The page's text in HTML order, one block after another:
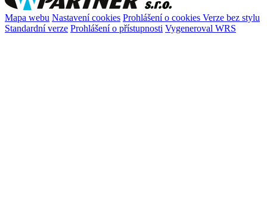
Mapa webu Nastavení cookies Prohlášení o cookies Verze bez stylu
Standardní verze Prohlášení o přístupnosti Vygeneroval WRS